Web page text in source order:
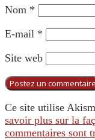
Nom *
E-mail *
Site web
Ce site utilise
savoir plus sur la
commentaires sont